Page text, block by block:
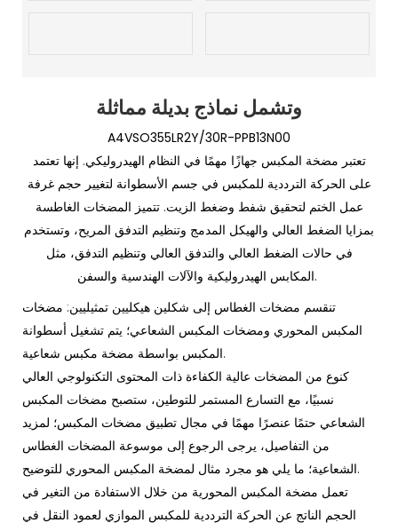
وتشمل نماذج بديلة مماثلة
A4VSO355LR2Y/30R-PPB13N00
تعتبر مضخة المكبس جهازًا مهمًا في النظام الهيدروليكي. إنها تعتمد
على الحركة الترددية للمكبس في جسم الأسطوانة لتغيير حجم غرفة
عمل الختم لتحقيق شفط وضغط الزيت. تتميز المضخات الغاطسة
بمزايا الضغط العالي والهيكل المدمج وتنظيم التدفق المريح، وتستخدم
في حالات الضغط العالي والتدفق العالي وتنظيم التدفق، مثل
المكابس الهيدروليكية والآلات الهندسية والسفن.
تنقسم مضخات الغطاس إلى شكلين هيكليين تمثيليين: مضخات
المكبس المحوري ومضخات المكبس الشعاعي؛ يتم تشغيل أسطوانة
المكبس بواسطة مضخة مكبس شعاعية.
كنوع من المضخات عالية الكفاءة ذات المحتوى التكنولوجي العالي
نسبيًا، مع التسارع المستمر للتوطين، ستصبح مضخات المكبس
الشعاعي حتمًا عنصرًا مهمًا في مجال تطبيق مضخات المكبس؛ لمزيد
من التفاصيل، يرجى الرجوع إلى موسوعة المضخات الغطاس
الشعاعية؛ ما يلي هو مجرد مثال لمضخة المكبس المحوري للتوضيح.
تعمل مضخة المكبس المحورية من خلال الاستفادة من التغير في
الحجم الناتج عن الحركة الترددية للمكبس الموازي لعمود النقل في